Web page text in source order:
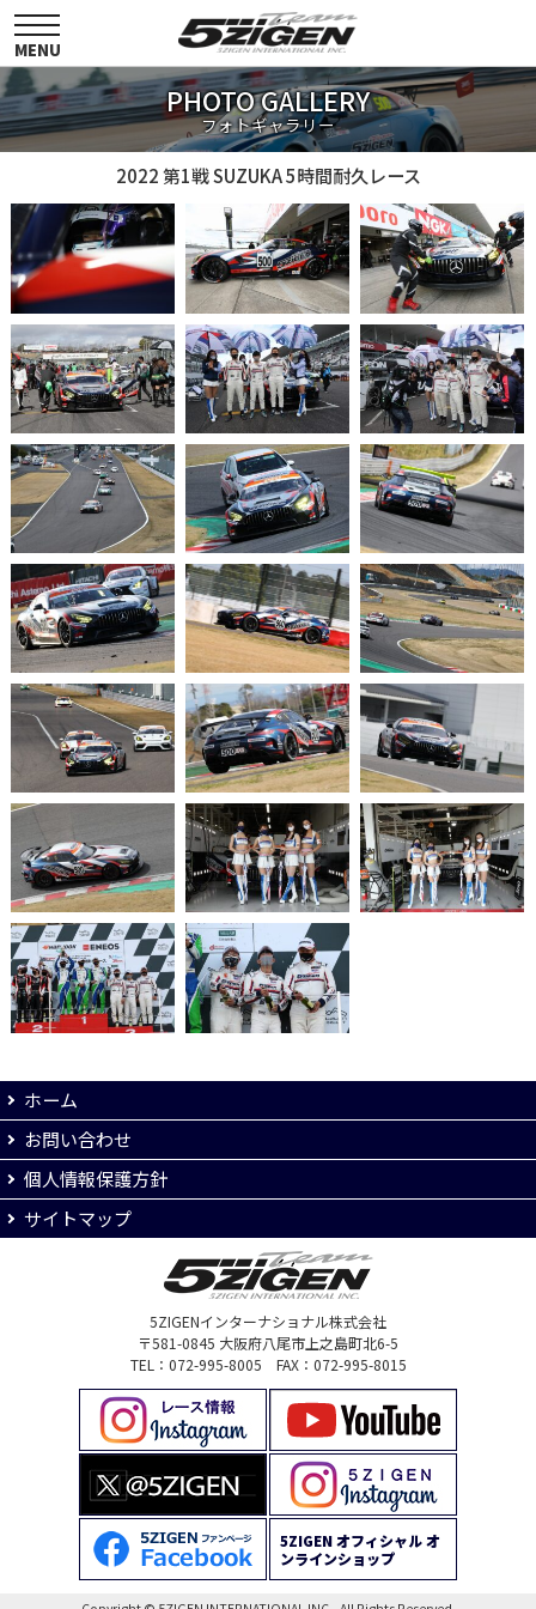
toggle
navigation
MENU
PHOTO GALLERY
フォトギャラリー
2022 第1戦 SUZUKA 5時間耐久レース
ホーム
お問い合わせ
個人情報保護方針
サイトマップ
5ZIGENインターナショナル株式会社
〒581-0845 大阪府八尾市上之島町北6-5
TEL：072-995-8005 FAX：072-995-8015
5ZIGEN オフィシャル オ
ンラインショップ